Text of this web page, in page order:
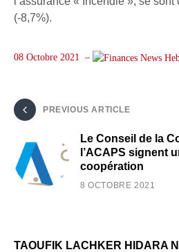
(-8,7%).
08 Octobre 2021 –
PREVIOUS ARTICLE
Le Conseil de la
l’ACAPS signent
coopération
8 OCTOBRE 2021
TAOUFIK LACHKER HIDARA